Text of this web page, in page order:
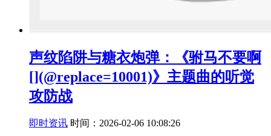
声纹陷阱与糖衣炮弹：《驸马不要啊
[](@replace=10001)》主题曲的听觉
攻防战
即时资讯 时间：2026-02-06 10:08:26